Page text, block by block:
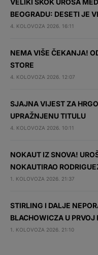
VELIKI SKOK UROŠA
BEOGRADU: DESETI JE
4. KOLOVOZA 2026. 16:11
NEMA VIŠE ČEKANJA!
STORE
4. KOLOVOZA 2026. 12:07
SJAJNA VIJEST ZA
UPRAŽNJENU TITULU
4. KOLOVOZA 2026. 10:11
NOKAUT IZ SNOVA!
NOKAUTIRAO
1. KOLOVOZA 2026. 21:37
STIRLING I DALJE
BLACHOWICZA U PRVOJ
1. KOLOVOZA 2026. 21:10